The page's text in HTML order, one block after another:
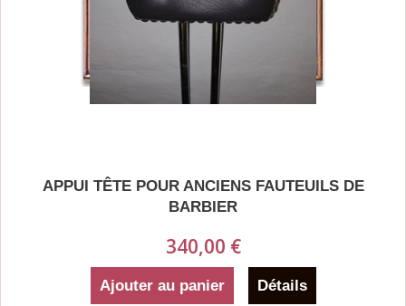
APPUI TÊTE POUR ANCIENS FAUTEUILS DE
BARBIER
340,00 €
Ajouter au panier Détails